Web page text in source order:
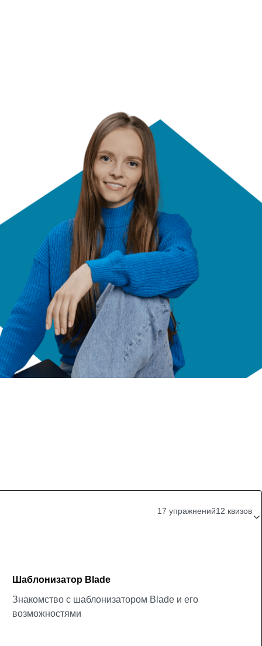
17 упражнений12 квизов
Шаблонизатор Blade
Знакомство с шаблонизатором Blade и его
возможностями